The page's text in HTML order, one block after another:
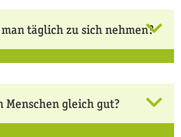
täglich zu sich nehmen?
gleich gut?